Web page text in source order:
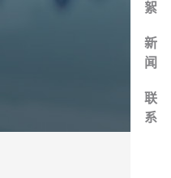
絮
新
闻
联
系